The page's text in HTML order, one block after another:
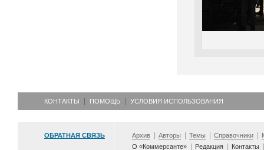
КОНТАКТЫ ПОМОЩЬ УСЛОВИЯ ИСПОЛЬЗОВАНИЯ
ОБРАТНАЯ СВЯЗЬ Архив Авторы Темы Справочники
О «Коммерсанте»
Редакция Контакты